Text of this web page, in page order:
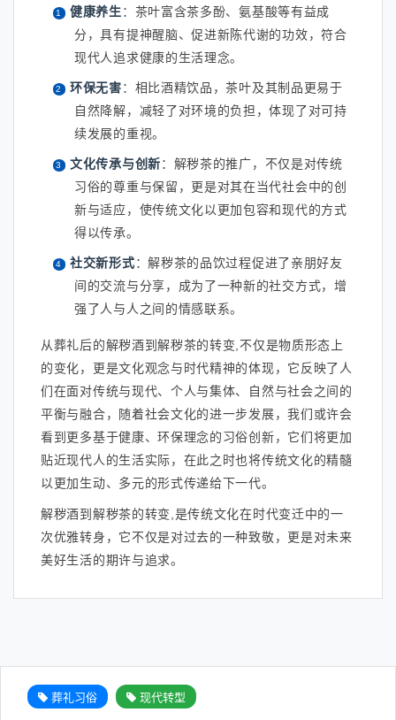
健康养生：茶叶富含茶多酚、氨基酸等有益成
分，具有提神醒脑、促进新陈代谢的功效，符合
现代人追求健康的生活理念。
环保无害：相比酒精饮品，茶叶及其制品更易于
自然降解，减轻了对环境的负担，体现了对可持
续发展的重视。
文化传承与创新：解秽茶的推广，不仅是对传统
习俗的尊重与保留，更是对其在当代社会中的创
新与适应，使传统文化以更加包容和现代的方式
得以传承。
社交新形式：解秽茶的品饮过程促进了亲朋好友
间的交流与分享，成为了一种新的社交方式，增
强了人与人之间的情感联系。
从葬礼后的解秽酒到解秽茶的转变,不仅是物质形态上
的变化，更是文化观念与时代精神的体现，它反映了人
们在面对传统与现代、个人与集体、自然与社会之间的
平衡与融合，随着社会文化的进一步发展，我们或许会
看到更多基于健康、环保理念的习俗创新，它们将更加
贴近现代人的生活实际，在此之时也将传统文化的精髓
以更加生动、多元的形式传递给下一代。
解秽酒到解秽茶的转变,是传统文化在时代变迁中的一
次优雅转身，它不仅是对过去的一种致敬，更是对未来
美好生活的期许与追求。
葬礼习俗 现代转型